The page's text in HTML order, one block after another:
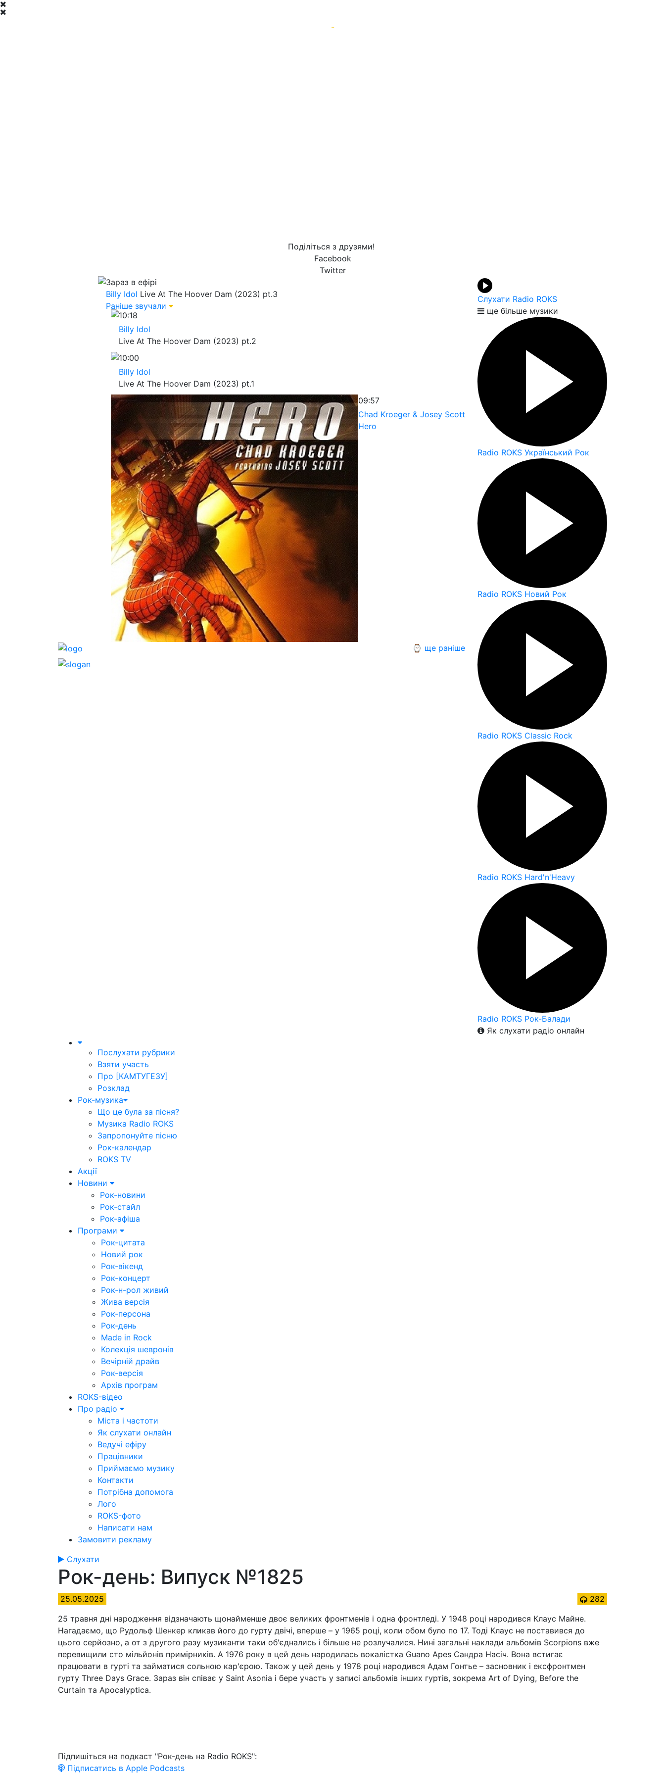
-
Поділіться з друзями!
Facebook
Twitter
Зараз в ефірі
Billy Idol Live At The Hoover Dam (2023) pt.3
Раніше звучали
10:18
Billy Idol
Live At The Hoover Dam (2023) pt.2
10:00
Billy Idol
Live At The Hoover Dam (2023) pt.1
09:57
Chad Kroeger & Josey Scott
Hero
⌚ ще раніше
Слухати Radio ROKS
ще більше музики
Radio ROKS Український Рок
Radio ROKS Новий Рок
Radio ROKS Classic Rock
Radio ROKS Hard'n'Heavy
Radio ROKS Рок-Балади
Як слухати радіо онлайн
Послухати рубрики
Взяти участь
Про [КАМТУГЕЗУ]
Розклад
Рок-музика
Що це була за пісня?
Музика Radio ROKS
Запропонуйте пісню
Рок-календар
ROKS TV
Акції
Новини
Рок-новини
Рок-стайл
Рок-афіша
Програми
Рок-цитата
Новий рок
Рок-вікенд
Рок-концерт
Рок-н-рол живий
Жива версія
Рок-персона
Рок-день
Made in Rock
Колекція шевронів
Вечірній драйв
Рок-версія
Архів програм
ROKS-відео
Про радіо
Міста і частоти
Як слухати онлайн
Ведучі ефіру
Працівники
Приймаємо музику
Контакти
Потрібна допомога
Лого
ROKS-фото
Написати нам
Замовити рекламу
Слухати
Рок-день: Випуск №1825
25.05.2025
282
25 травня дні народження відзначають щонайменше двоє великих фронтменів і одна фронтледі. У 1948 році народився Клаус Майне.
Нагадаємо, що Рудольф Шенкер кликав його до гурту двічі, вперше – у 1965 році, коли обом було по 17. Тоді Клаус не поставився до
цього серйозно, а от з другого разу музиканти таки об'єднались і більше не розлучалися. Нині загальні наклади альбомів Scorpions вже
перевищили сто мільйонів примірників. А 1976 року в цей день народилась вокалістка Guano Apes Сандра Насіч. Вона встигає
працювати в гурті та займатися сольною кар'єрою. Також у цей день у 1978 році народився Адам Гонтье – засновник і ексфронтмен
гурту Three Days Grace. Зараз він співає у Saint Asonia і бере участь у записі альбомів інших гуртів, зокрема Art of Dying, Before the
Curtain та Apocalyptica.
Підпишіться на подкаст "Рок-день на Radio ROKS":
Підписатись в Apple Podcasts